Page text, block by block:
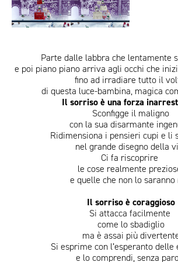
ITA ENG
2025
..jpeg
Parte dalle labbra che lentamente
e poi piano piano arriva agli occhi che
fino ad irradiare tutto il
di questa luce-bambina, magica
Il sorriso è una forza
Sconfigge il maligno
con la sua disarmante
Ridimensiona i pensieri cupi e li
nel grande disegno della
Ci fa riscoprire
le cose realmente
e quelle che non lo saranno
Il sorriso è coraggioso
Si attacca facilmente
come lo sbadiglio
ma è assai più
Si esprime con l’esperanto delle
e lo comprendi, senza